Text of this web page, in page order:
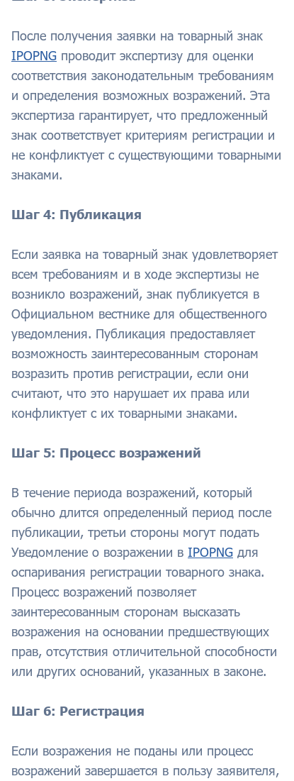
После получения заявки на товарный знак
IPOPNG проводит экспертизу для оценки
соответствия законодательным требованиям
и определения возможных возражений. Эта
экспертиза гарантирует, что предложенный
знак соответствует критериям регистрации и
не конфликтует с существующими товарными
знаками.
Шаг 4: Публикация
Если заявка на товарный знак удовлетворяет
всем требованиям и в ходе экспертизы не
возникло возражений, знак публикуется в
Официальном вестнике для общественного
уведомления. Публикация предоставляет
возможность заинтересованным сторонам
возразить против регистрации, если они
считают, что это нарушает их права или
конфликтует с их товарными знаками.
Шаг 5: Процесс возражений
В течение периода возражений, который
обычно длится определенный период после
публикации, третьи стороны могут подать
Уведомление о возражении в IPOPNG для
оспаривания регистрации товарного знака.
Процесс возражений позволяет
заинтересованным сторонам высказать
возражения на основании предшествующих
прав, отсутствия отличительной способности
или других оснований, указанных в законе.
Шаг 6: Регистрация
Если возражения не поданы или процесс
возражений завершается в пользу заявителя,